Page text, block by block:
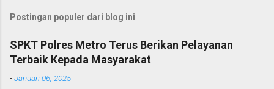
Postingan populer dari blog ini
SPKT Polres Metro Terus Berikan Pelayanan
Terbaik Kepada Masyarakat
-Januari 06, 2025